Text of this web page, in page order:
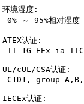
环境湿度:
0% ～ 95%相对湿度（无冷凝）
ATEX认证:
UL/cUL/CSA认证:
C1D1, group A,B,C, D T4
IECEx认证: